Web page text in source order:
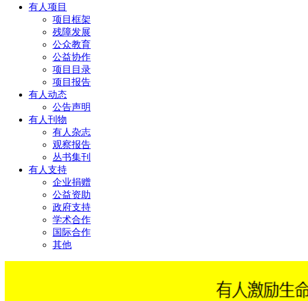
有人项目
项目框架
残障发展
公众教育
公益协作
项目目录
项目报告
有人动态
公告声明
有人刊物
有人杂志
观察报告
丛书集刊
有人支持
企业捐赠
公益资助
政府支持
学术合作
国际合作
其他